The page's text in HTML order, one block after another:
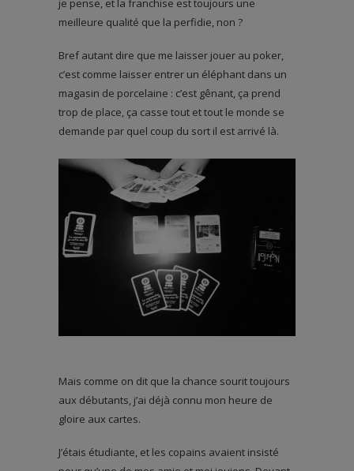
je pense, et la franchise est toujours une
meilleure qualité que la perfidie, non ?
Bref autant dire que me laisser jouer au poker,
c’est comme laisser entrer un éléphant dans un
magasin de porcelaine : c’est gênant, ça prend
trop de place, ça casse tout et tout le monde se
demande par quel coup du sort il est arrivé là.
Mais comme on dit que la chance sourit toujours
aux débutants, j’ai déjà connu mon heure de
gloire aux cartes.
J’étais étudiante, et les copains avaient insisté